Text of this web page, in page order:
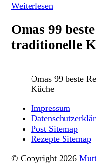
Weiterlesen
Omas 99
traditionelle
Omas 99 beste
Küche
Impressum
Post Sitemap
Rezepte Sitemap
© Copyright 2026